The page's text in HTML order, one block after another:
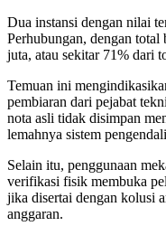
‎Dua instansi dengan nilai
Perhubungan, dengan
juta, atau sekitar 71% dari
‎Temuan ini
pembiaran dari pejabat
nota asli tidak disimpan
lemahnya sistem
‎Selain itu, penggunaan
verifikasi fisik membuka
jika disertai dengan kolusi
anggaran.